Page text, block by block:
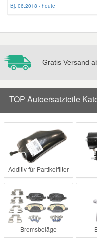
Bj. 06.2018 - heute
Gratis Versand
TOP Autoersatzteile
Additiv für Partikelfilter
Bremsbeläge
Mazda Ersatzteile
Mercedes
Mini Ersatzteile
Mitsubishi
Nissan Ersatzteile
Porsche Ersatzteile
Seat Ersatzteile